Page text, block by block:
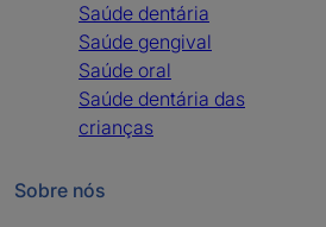
Saúde dentária
Saúde gengival
Saúde oral
Saúde dentária das
crianças
Sobre nós